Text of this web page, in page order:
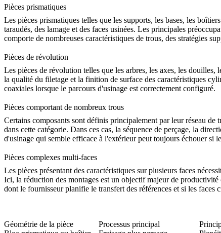
Pièces prismatiques
Les pièces prismatiques telles que les supports, les bases, les
taraudés, des lamage et des faces usinées. Les principales
comporte de nombreuses caractéristiques de trous, des stratégies
Pièces de révolution
Les pièces de révolution telles que les arbres, les axes, les douilles,
la qualité du filetage et la finition de surface des caractéristiques
coaxiales lorsque le parcours d'usinage est correctement configuré.
Pièces comportant de nombreux trous
Certains composants sont définis principalement par leur réseau
dans cette catégorie. Dans ces cas, la séquence de perçage, la
d'usinage qui semble efficace à l'extérieur peut toujours échouer si
Pièces complexes multi-faces
Les pièces présentant des caractéristiques sur plusieurs faces
Ici, la réduction des montages est un objectif majeur de
dont le fournisseur planifie le transfert des références et si les faces
Géométrie de la pièce Processus principal